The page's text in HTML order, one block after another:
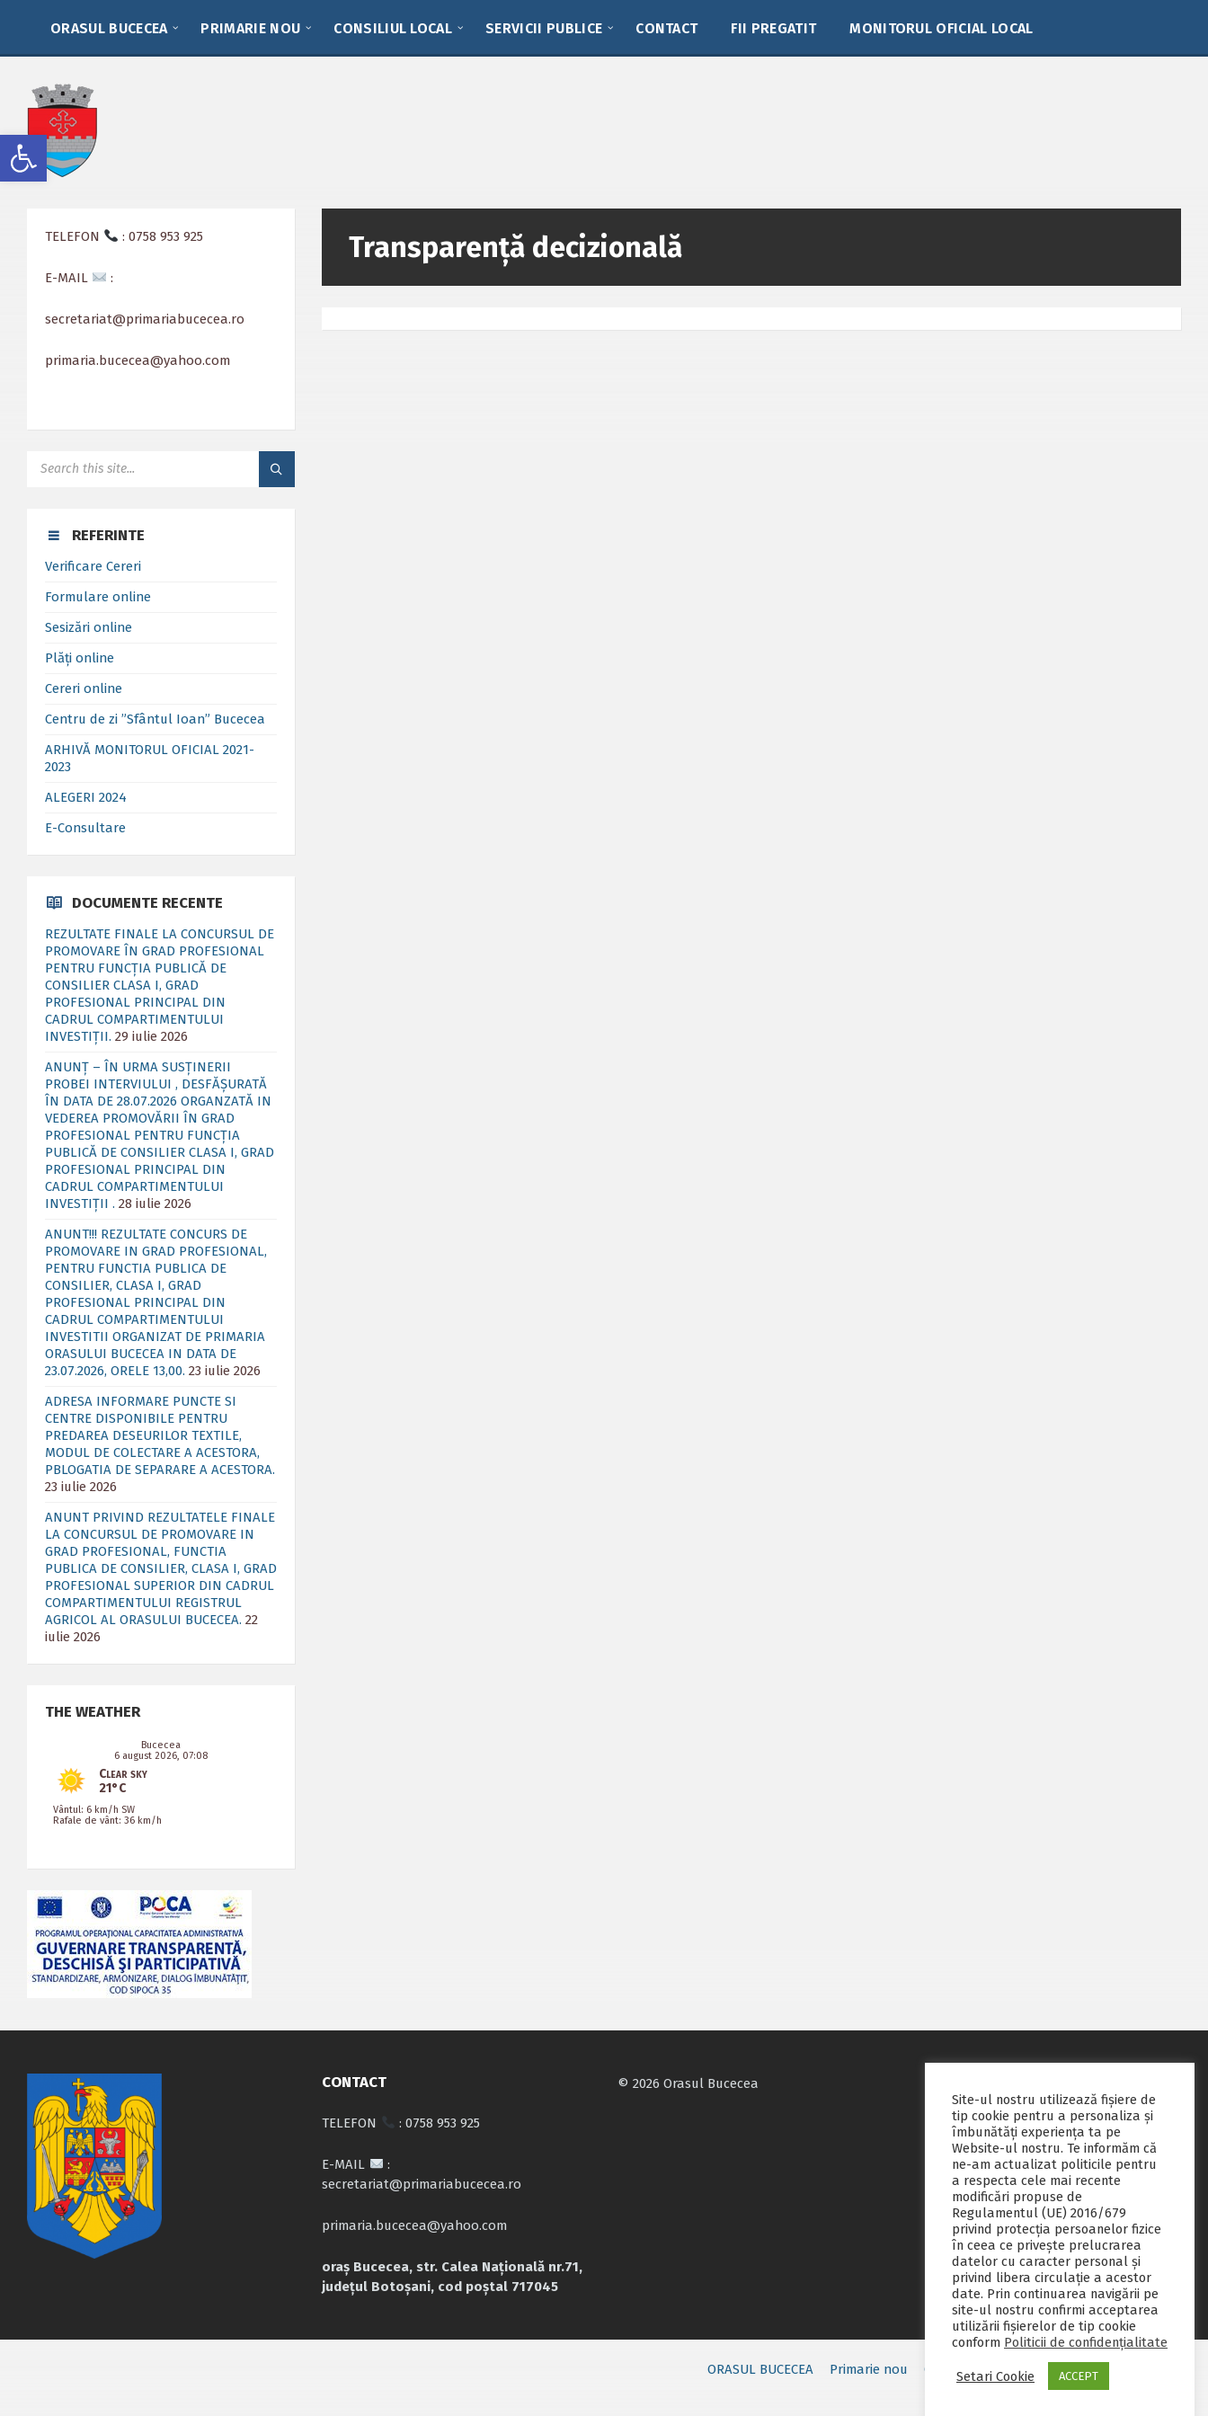
Deschide bara de unelte
sidebar
ORASUL BUCECEA PRIMARIE NOU CONSILIUL LOCAL SERVICII PUBLICE CONTACT FII PREGATIT MONITORUL OFICIAL LOCAL
Transparenţă decizională
TELEFON : 0758 953 925
E-MAIL :
secretariat@primariabucecea.ro
primaria.bucecea@yahoo.com
REFERINTE
Verificare Cereri
Formulare online
Sesizări online
Plăți online
Cereri online
Centru de zi ”Sfântul Ioan” Bucecea
ARHIVĂ MONITORUL OFICIAL 2021-
2023
ALEGERI 2024
E-Consultare
DOCUMENTE RECENTE
REZULTATE FINALE LA CONCURSUL DE
PROMOVARE ÎN GRAD PROFESIONAL
PENTRU FUNCȚIA PUBLICĂ DE
CONSILIER CLASA I, GRAD
PROFESIONAL PRINCIPAL DIN
CADRUL COMPARTIMENTULUI
INVESTIȚII. 29 iulie 2026
ANUNȚ – ÎN URMA SUSȚINERII
PROBEI INTERVIULUI , DESFĂȘURATĂ
ÎN DATA DE 28.07.2026 ORGANZATĂ IN
VEDEREA PROMOVĂRII ÎN GRAD
PROFESIONAL PENTRU FUNCȚIA
PUBLICĂ DE CONSILIER CLASA I, GRAD
PROFESIONAL PRINCIPAL DIN
CADRUL COMPARTIMENTULUI
INVESTIȚII . 28 iulie 2026
ANUNT!!! REZULTATE CONCURS DE
PROMOVARE IN GRAD PROFESIONAL,
PENTRU FUNCTIA PUBLICA DE
CONSILIER, CLASA I, GRAD
PROFESIONAL PRINCIPAL DIN
CADRUL COMPARTIMENTULUI
INVESTITII ORGANIZAT DE PRIMARIA
ORASULUI BUCECEA IN DATA DE
23.07.2026, ORELE 13,00. 23 iulie 2026
ADRESA INFORMARE PUNCTE SI
CENTRE DISPONIBILE PENTRU
PREDAREA DESEURILOR TEXTILE,
MODUL DE COLECTARE A ACESTORA,
PBLOGATIA DE SEPARARE A ACESTORA.
23 iulie 2026
ANUNT PRIVIND REZULTATELE FINALE
LA CONCURSUL DE PROMOVARE IN
GRAD PROFESIONAL, FUNCTIA
PUBLICA DE CONSILIER, CLASA I, GRAD
PROFESIONAL SUPERIOR DIN CADRUL
COMPARTIMENTULUI REGISTRUL
AGRICOL AL ORASULUI BUCECEA. 22
iulie 2026
THE WEATHER
Bucecea
6 august 2026, 07:08
Clear sky
21°C
Vântul: 6 km/h SW
Rafale de vânt: 36 km/h
CONTACT
TELEFON : 0758 953 925
E-MAIL
:
secretariat@primariabucecea.ro
primaria.bucecea@yahoo.com
oraș Bucecea, str. Calea Națională nr.71,
județul Botoșani, cod poștal 717045
© 2026 Orasul Bucecea
ORASUL BUCECEA Primarie nou Consiliul local Servicii publice
Monitorul oficial local
Site-ul nostru utilizează fişiere de
tip cookie pentru a personaliza și
îmbunătăți experiența ta pe
Website-ul nostru. Te informăm că
ne-am actualizat politicile pentru
a respecta cele mai recente
modificări propuse de
Regulamentul (UE) 2016/679
privind protecția persoanelor fizice
în ceea ce privește prelucrarea
datelor cu caracter personal și
privind libera circulație a acestor
date. Prin continuarea navigării pe
site-ul nostru confirmi acceptarea
utilizării fişierelor de tip cookie
conform Politicii de confidențialitate
Setari Cookie ACCEPT